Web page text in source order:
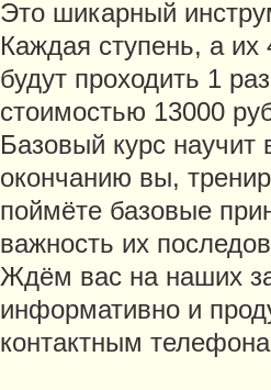
Это шикарный
Каждая ступень, а их
будут проходить 1
стоимостью 13000
Базовый курс научит
окончанию вы,
поймёте базовые
важность их
Ждём вас на наших
информативно и
контактным